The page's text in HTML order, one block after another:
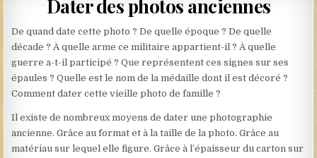
Dater des photos anciennes
De quand date cette photo ? De quelle époque ? De quelle
décade ? À quelle arme ce militaire appartient-il ? À quelle
guerre a-t-il participé ? Que représentent ces signes sur ses
épaules ? Quelle est le nom de la médaille dont il est décoré ?
Comment dater cette vieille photo de famille ?
Il existe de nombreux moyens de dater une photographie
ancienne. Grâce au format et à la taille de la photo. Grâce au
matériau sur lequel elle figure. Grâce à l’épaisseur du carton sur